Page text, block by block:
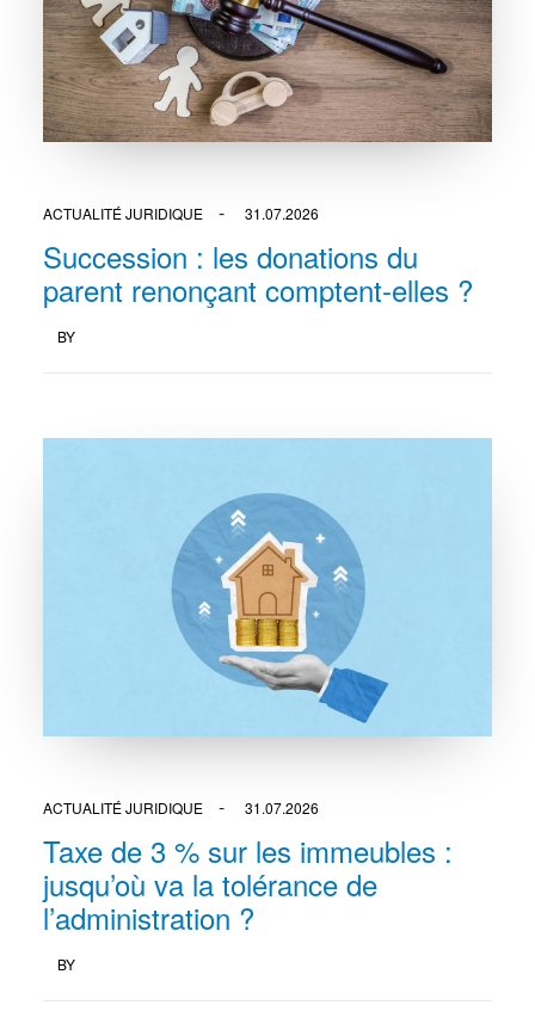
ACTUALITÉ JURIDIQUE 31.07.2026
Succession : les donations du
parent renonçant comptent-elles ?
BY
ACTUALITÉ JURIDIQUE 31.07.2026
Taxe de 3 % sur les immeubles :
jusqu’où va la tolérance de
l’administration ?
BY